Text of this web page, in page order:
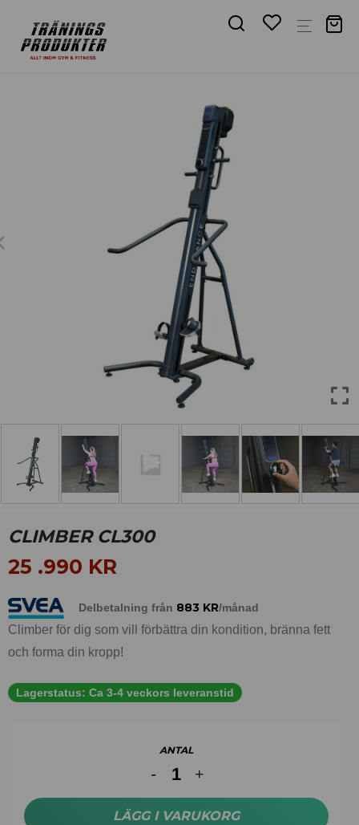
CLIMBER CL300
25 .990 KR
Delbetalning från 883 KR/månad
Climber för dig som vill förbättra din kondition, bränna fett
och forma din kropp!
Lagerstatus: Ca 3-4 veckors leveranstid
ANTAL
LÄGG I VARUKORG